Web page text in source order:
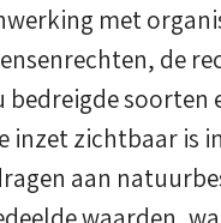
met
de
bedreigde
inzet zichtbaar is
aan